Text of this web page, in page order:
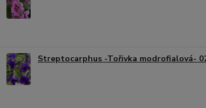
Streptocarphus -Tořivka modrofialová-